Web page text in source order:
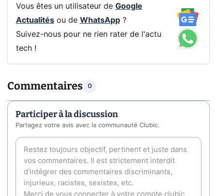
Vous êtes un utilisateur de Google
Actualitésou de WhatsApp?
Suivez-nous pour ne rien rater de l'actu
tech !
Commentaires 0
Participer à la discussion
Partagez votre avis avec la communauté Clubic.